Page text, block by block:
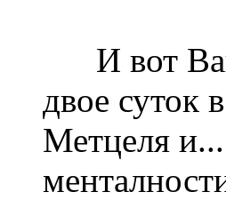
И вот Ваш
двое суток
Метцеля